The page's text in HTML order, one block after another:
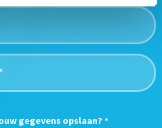
gegevens opslaan? *